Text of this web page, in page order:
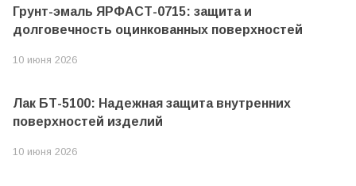
Грунт-эмаль ЯРФАСТ-0715: защита и
долговечность оцинкованных поверхностей
10 июня 2026
Лак БТ-5100: Надежная защита внутренних
поверхностей изделий
10 июня 2026